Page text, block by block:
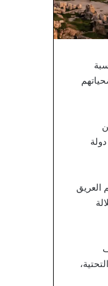
العريق